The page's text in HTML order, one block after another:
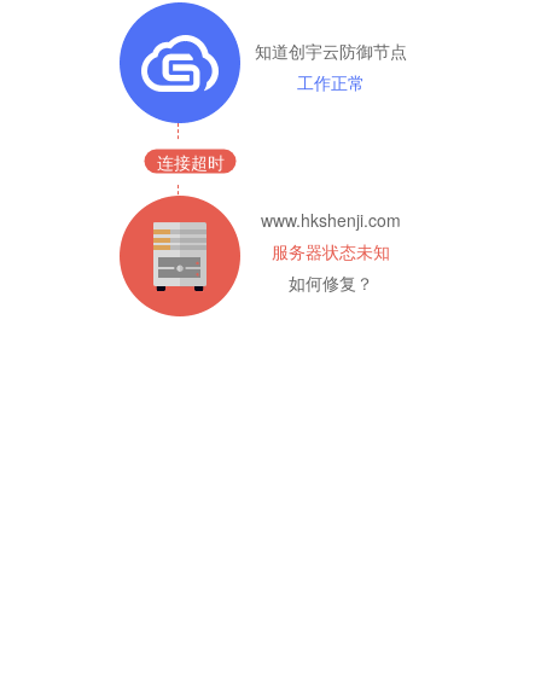
知道创宇云防御节点
工作正常
连接超时
www.hkshenji.com
服务器状态未知
如何修复？